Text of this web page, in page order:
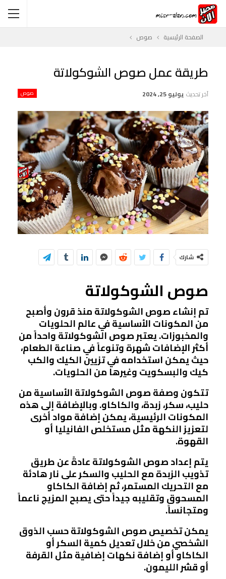
الصفحة الرئيسية صوص
طريقة عمل صوص الشوكولاتة
صوص آخر تحديث يوليو 25, 2024
شارك
صوص الشوكولاتة
تم إنشاء صوص الشوكولاتة منذ قرون وأصبح
من المكونات الأساسية في عالم الحلويات
والمخبوزات. يعتبر صوص الشوكولاتة واحداً من
أكثر الإضافات شهرة وتنوعاً في صناعة الطعام،
حيث يمكن استخدامه في تزيين الكيك والكب
كيك والبسكويت وغيرها من الحلويات.
تتكون وصفة صوص الشوكولاتة الأساسية من
حليب، سكر، زبدة، والكاكاو. وبالإضافة إلى هذه
المكونات الرئيسية، يمكن إضافة مواد أخرى
لتعزيز النكهة مثل مستخلص الفانيليا أو
القهوة.
يتم إعداد صوص الشوكولاتة عادةً عن طريق
تذويب الزبدة مع الحليب والسكر على نار هادئة
مع التحريك المستمر، ثم إضافة الكاكاو
المسحوق وتقليبه جيداً حتى يصبح المزيج ناعماً
ومتجانساً.
يمكن تخصيص صوص الشوكولاتة حسب الذوق
الشخصي من خلال تعديل كمية السكر أو
الكاكاو أو إضافة نكهات إضافية مثل القرفة
أو قشر الليمون.